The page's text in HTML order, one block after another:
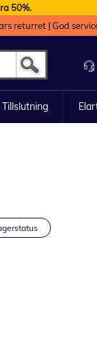
50%.
returret |God